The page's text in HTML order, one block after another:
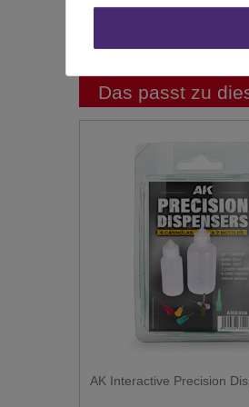
Herstellungsland
Das passt zu
AK Interactive Precision